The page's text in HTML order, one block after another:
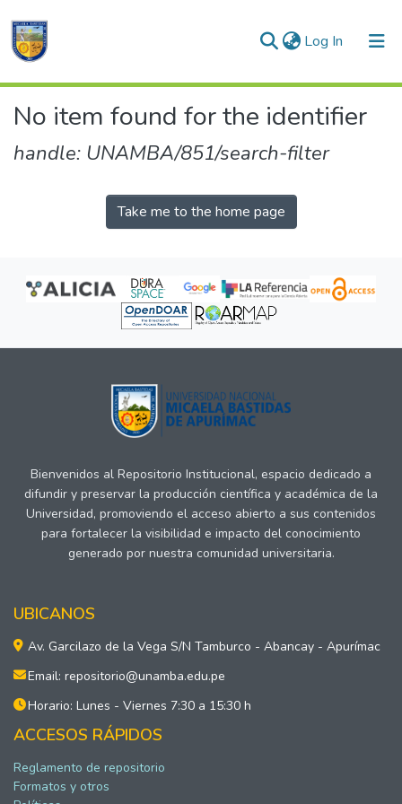
Log In (current)
Communities & Collections
No item found for the identifier
handle: UNAMBA/851/search-filter
Take me to the home page
Bienvenidos al Repositorio Institucional, espacio dedicado a
difundir y preservar la producción científica y académica de la
Universidad, promoviendo el acceso abierto a sus contenidos
para fortalecer la visibilidad e impacto del conocimiento
generado por nuestra comunidad universitaria.
UBICANOS
Av. Garcilazo de la Vega S/N Tamburco - Abancay - Apurímac
Email: repositorio@unamba.edu.pe
Horario: Lunes - Viernes 7:30 a 15:30 h
ACCESOS RÁPIDOS
Reglamento de repositorio
Formatos y otros